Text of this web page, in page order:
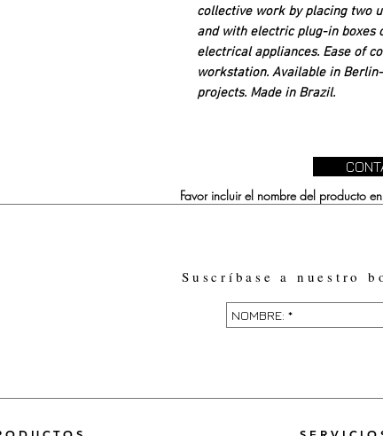
collective work by placing two
and with electric plug-in boxes
electrical appliances. Ease of
workstation. Available in
projects. Made in Brazil.
Favor incluir el nombre del producto
Suscríbase a nuestro